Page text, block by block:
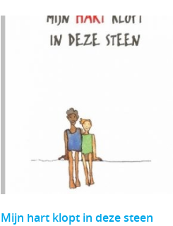
Mijn hart klopt in deze steen